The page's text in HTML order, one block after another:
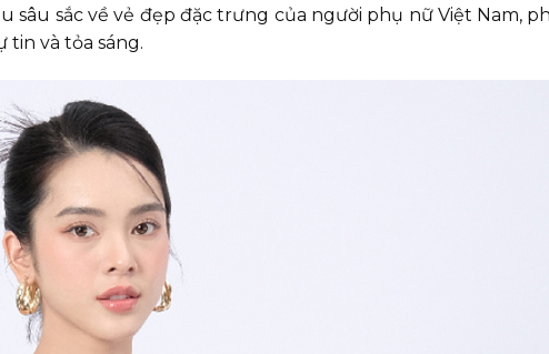
sâu sắc về vẻ đẹp đặc trưng của người phụ nữ Việt Nam,
và tỏa sáng.